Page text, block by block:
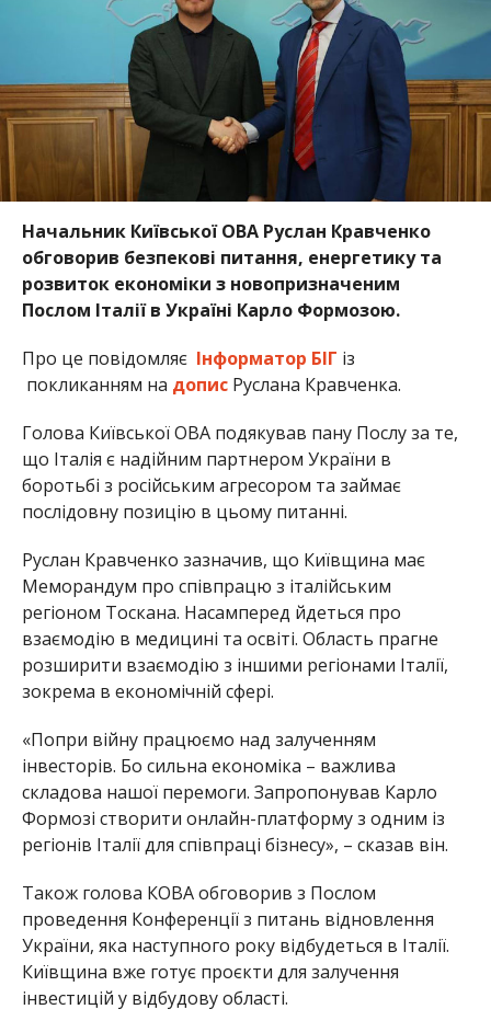
Начальник Київської ОВА Руслан Кравченко
обговорив безпекові питання, енергетику та
розвиток економіки з новопризначеним
Послом Італії в Україні Карло Формозою.
Про це повідомляє Інформатор БІГ із
покликанням на допис Руслана Кравченка.
Голова Київської ОВА подякував пану Послу за те,
що Італія є надійним партнером України в
боротьбі з російським агресором та займає
послідовну позицію в цьому питанні.
Руслан Кравченко зазначив, що Київщина має
Меморандум про співпрацю з італійським
регіоном Тоскана. Насамперед йдеться про
взаємодію в медицині та освіті. Область прагне
розширити взаємодію з іншими регіонами Італії,
зокрема в економічній сфері.
«Попри війну працюємо над залученням
інвесторів. Бо сильна економіка – важлива
складова нашої перемоги. Запропонував Карло
Формозі створити онлайн-платформу з одним із
регіонів Італії для співпраці бізнесу», – сказав він.
Також голова КОВА обговорив з Послом
проведення Конференції з питань відновлення
України, яка наступного року відбудеться в Італії.
Київщина вже готує проєкти для залучення
інвестицій у відбудову області.